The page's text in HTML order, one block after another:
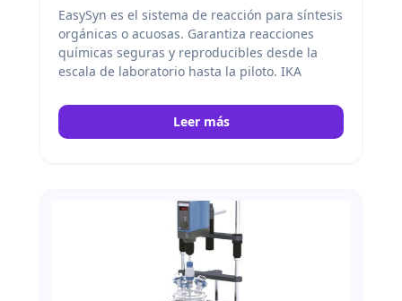
EasySyn es el sistema de reacción para síntesis
orgánicas o acuosas. Garantiza reacciones
químicas seguras y reproducibles desde la
escala de laboratorio hasta la piloto. IKA
Leer más